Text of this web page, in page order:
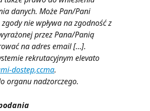
danych. Może Pan/Pani
nie wpływa na zgodność z
przez Pana/Panią
na adres email […].
rekrutacyjnym elevato
dostep,ccma.
organu nadzorczego.